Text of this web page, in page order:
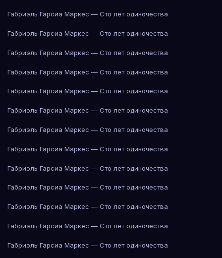
Габриэль Гарсиа Маркес — Сто лет одиночества
Габриэль Гарсиа Маркес — Сто лет одиночества
Габриэль Гарсиа Маркес — Сто лет одиночества
Габриэль Гарсиа Маркес — Сто лет одиночества
Габриэль Гарсиа Маркес — Сто лет одиночества
Габриэль Гарсиа Маркес — Сто лет одиночества
Габриэль Гарсиа Маркес — Сто лет одиночества
Габриэль Гарсиа Маркес — Сто лет одиночества
Габриэль Гарсиа Маркес — Сто лет одиночества
Габриэль Гарсиа Маркес — Сто лет одиночества
Габриэль Гарсиа Маркес — Сто лет одиночества
Габриэль Гарсиа Маркес — Сто лет одиночества
Габриэль Гарсиа Маркес — Сто лет одиночества